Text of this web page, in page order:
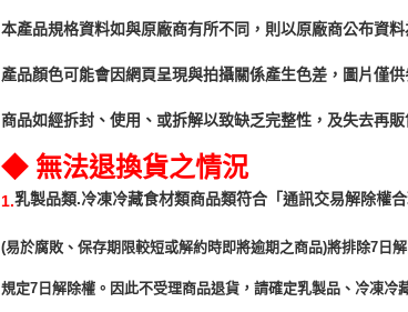
本產品規格資料如與原廠商有所不同，則以原廠商公布資料
產品顏色可能會因網頁呈現與拍攝關係產生色差，圖片僅
商品如經拆封、使用、或拆解以致缺乏完整性，及失去再
◆ 無法退換貨之情況
1.乳製品類.冷凍冷藏食材類商品類符合 「通訊交易解除權
(易於腐敗、保存期限較短或解約時即將逾期之商品)將排除7日
規定7日解除權。因此不受理商品退貨，請確定乳製品、冷凍冷